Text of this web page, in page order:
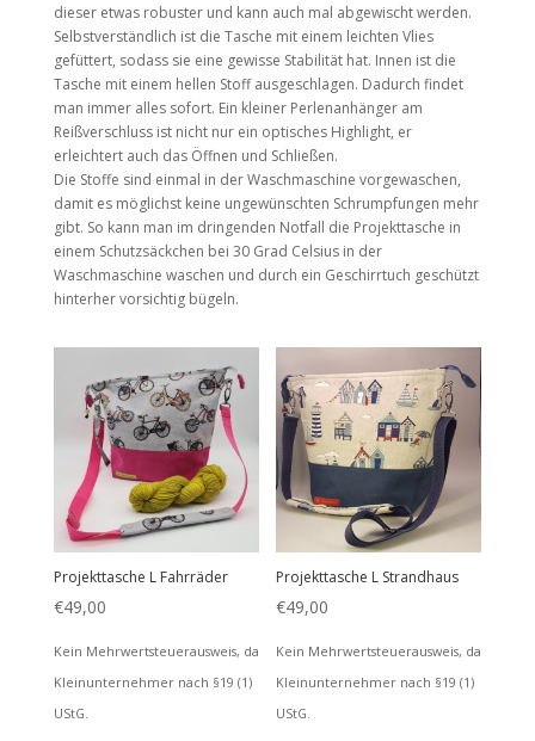
dieser etwas robuster und kann auch mal abgewischt werden.
Selbstverständlich ist die Tasche mit einem leichten Vlies
gefüttert, sodass sie eine gewisse Stabilität hat. Innen ist die
Tasche mit einem hellen Stoff ausgeschlagen. Dadurch findet
man immer alles sofort. Ein kleiner Perlenanhänger am
Reißverschluss ist nicht nur ein optisches Highlight, er
erleichtert auch das Öffnen und Schließen.
Die Stoffe sind einmal in der Waschmaschine vorgewaschen,
damit es möglichst keine ungewünschten Schrumpfungen mehr
gibt. So kann man im dringenden Notfall die Projekttasche in
einem Schutzsäckchen bei 30 Grad Celsius in der
Waschmaschine waschen und durch ein Geschirrtuch geschützt
hinterher vorsichtig bügeln.
Projekttasche L Fahrräder
€49,00
Kein Mehrwertsteuerausweis, da
Kleinunternehmer nach §19 (1)
UStG.
Projekttasche L Strandhaus
€49,00
Kein Mehrwertsteuerausweis, da
Kleinunternehmer nach §19 (1)
UStG.